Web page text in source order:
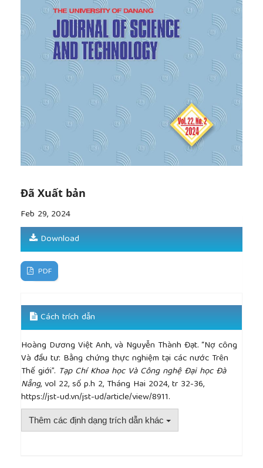
[7]Afonso and J. Jalles, “GROWTH
and productivity:
The role of governmentDEBT”,International
Review of Economics and Finance, Vol. 25, pp. 384-
407, 2013.
[8]Mendonça and Y. Brito, “The link between public
and
estment: an empirical assessment
from emerging markets”,
Applied Economics
, vol. 53,
no. 50, pp. 1-13, 2021.
Panizza and A. F. Presbitero, “PublicDEBTand
Economic
GROWTH: Is There a Causal Effect?”,
Journal of Macroeconomics,vol. 41, pp. 21–41, 2014.
[10]
Jacobs, K. Ogawa, E. Sterken, and I. Tokutsu,
“PublicDEBT, EconomicGROWTHand the Real
OECD Countries”,
[11]Osińska,T. Kufel, M. Błażejowski, and P. Kufel,
“Modeling Mechanism of EconomicGROWTHUsing
Threshold Autoregression Models”,
Economics,vol. 58, no. 3, pp. 1381–1430, 2020.
[12]
Consequences of External
Panel VARs”,Journal of Macroeconomics,vol. 63,
pp. 103184, 2020.
[13]Chudik,K. Mohaddes, M.H. Pesaran,and M.
Raissi, “Is There aDEBT-threshold Effect on Output
GROWTH?”,Review of Economics and Statistics,
vol. 99, no. 1, pp. 135–150, 2017.
[14]Eberhardt and A. F. Presbitero, “Public
andGROWTH: Heterogeneity and Non-linearity”,
Journal of International Economics,
pp. 45–58, 2015.
Đã Xuất bản
Feb 29, 2024
Download
PDF
Cách trích dẫn
Hoàng Dương Việt Anh, và Nguyễn Thành Đạt. “Nợ công
Và đầu tư: Bằng chứng thực nghiệm tại các nước Trên
Thế giới”. Tạp Chí Khoa học Và Công nghệ Đại học Đà
Nẵng, vol 22, số p.h 2, Tháng Hai 2024, tr 32-36,
https://jst-ud.vn/jst-ud/article/view/8911.
Thêm các định dạng trích dẫn khác